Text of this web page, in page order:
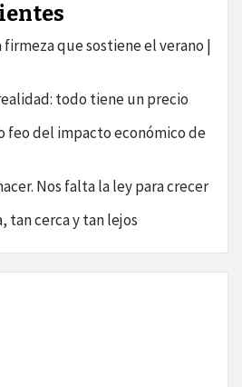
firmeza que sostiene el verano |
todo tiene un precio
feo del impacto económico de
Nos falta la ley para crecer
tan cerca y tan lejos